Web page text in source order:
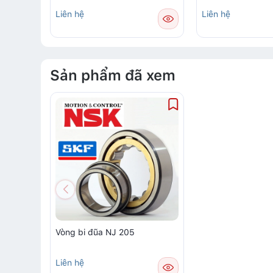
Liên hệ
Liên hệ
Sản phẩm đã xem
Vòng bi đũa NJ 205
Liên hệ